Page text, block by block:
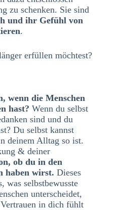
zu schenken. Sie sind
und ihr Gefühl von
.
erfüllen möchtest?
wenn die Menschen
hast? Wenn du selbst
sind und du
Du selbst kannst
deinem Alltag so ist.
& deiner
ob du in den
haben wirst. Dieses
was selbstbewusste
unterscheidet,
in dich fühlt